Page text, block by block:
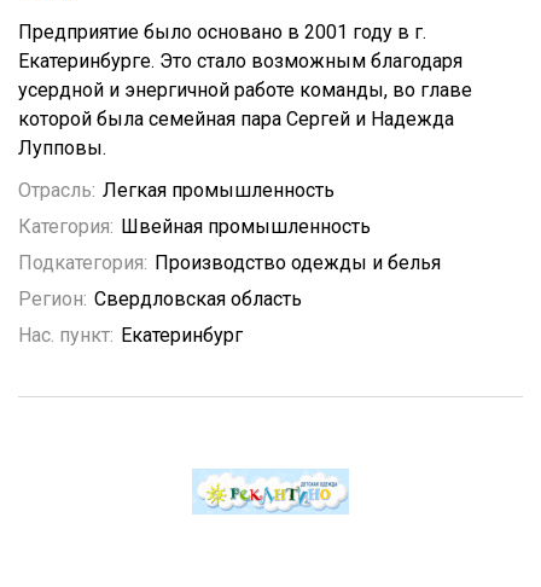
Предприятие было основано в 2001 году в г.
Екатеринбурге. Это стало возможным благодаря
усердной и энергичной работе команды, во главе
которой была семейная пара Сергей и Надежда
Лупповы.
Отрасль: Легкая промышленность
Категория: Швейная промышленность
Подкатегория: Производство одежды и белья
Регион: Свердловская область
Нас. пункт: Екатеринбург